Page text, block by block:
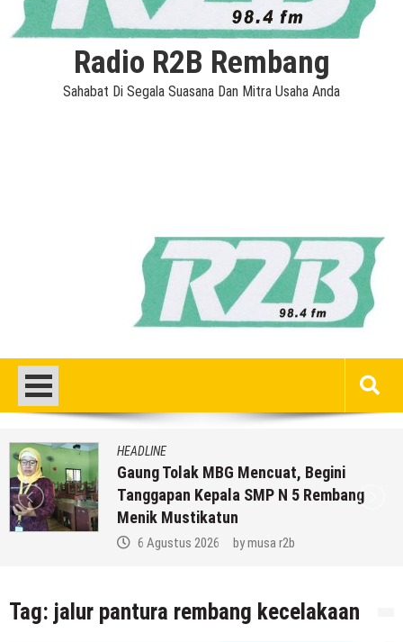
Radio R2B Rembang
Sahabat Di Segala Suasana Dan Mitra Usaha Anda
HEADLINE
Gaung Tolak MBG Mencuat, Begini
Tanggapan Kepala SMP N 5 Rembang
Menik Mustikatun
6 Agustus 2026 bymusa r2b
Tag: jalur pantura rembang kecelakaan